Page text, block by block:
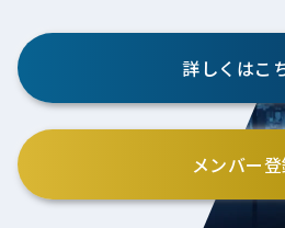
詳しくはこ
メンバー